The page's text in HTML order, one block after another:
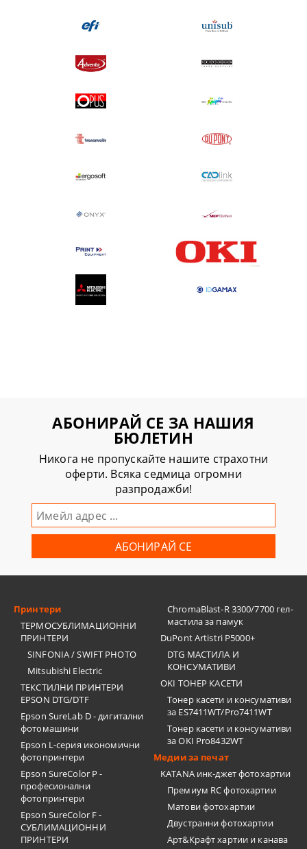
АБОНИРАЙ СЕ ЗА НАШИЯ
БЮЛЕТИН
Никога не пропускайте нашите страхотни
оферти. Всяка седмица огромни
разпродажби!
Принтери
ТЕРМОСУБЛИМАЦИОННИ
ПРИНТЕРИ
SINFONIA / SWIFT PHOTO
Mitsubishi Electric
ТЕКСТИЛНИ ПРИНТЕРИ
EPSON DTG/DTF
Epson SureLab D - дигитални
фотомашини
Epson L-серия икономични
фотопринтери
Epson SureColor P -
професионални
фотопринтери
Epson SureColor F -
СУБЛИМАЦИОННИ
ПРИНТЕРИ
ChromaBlast-R 3300/7700 гел-
мастила за памук
DuPont Artistri P5000+
DTG МАСТИЛА И
КОНСУМАТИВИ
OKI ТОНЕР КАСЕТИ
Тонер касети и консумативи
за ES7411WT/Pro7411WT
Тонер касети и консумативи
за OKI Pro8432WT
Медии за печат
KATANA инк-джет фотохартии
Премиум RC фотохартии
Матови фотохартии
Двустранни фотохартии
Арт&Крафт хартии и канава